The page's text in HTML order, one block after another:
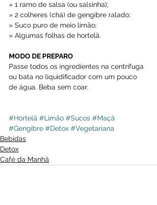
» 1 ramo de salsa (ou salsinha);
» 2 colheres (chá) de gengibre ralado;
» Suco puro de meio limão;
» Algumas folhas de hortelã.
MODO DE PREPARO
Passe todos os ingredientes na centrífuga
ou bata no liquidificador com um pouco
de água. Beba sem coar.
#Hortelã #Limão #Sucos #Maçã
#Gengibre #Detox #Vegetariana
Bebidas
Detox
Café da Manhã